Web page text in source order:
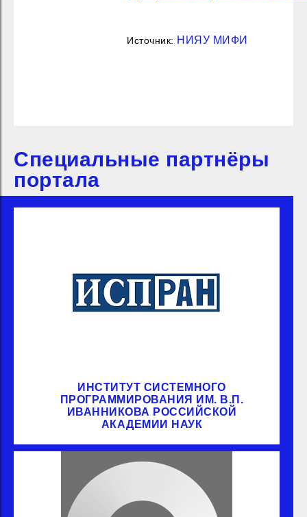
Источник: НИЯУ МИФИ
Специальные партнёры
портала
ИНСТИТУТ СИСТЕМНОГО
ПРОГРАММИРОВАНИЯ ИМ. В.П.
ИВАННИКОВА РОССИЙСКОЙ
АКАДЕМИИ НАУК